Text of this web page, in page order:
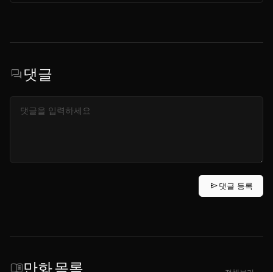
forum댓글
send댓글 등록
menu_book만화 목록